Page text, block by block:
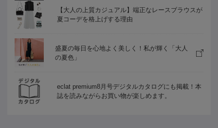
【大人の上質カジュアル】端正なレースブラウスが
夏コーデを格上げする理由
盛夏の毎日を心地よく美しく！私が輝く「大人
の夏色」
eclat premium8月号デジタルカタログにも掲載！本
誌を読みながらお買い物が楽しめます。